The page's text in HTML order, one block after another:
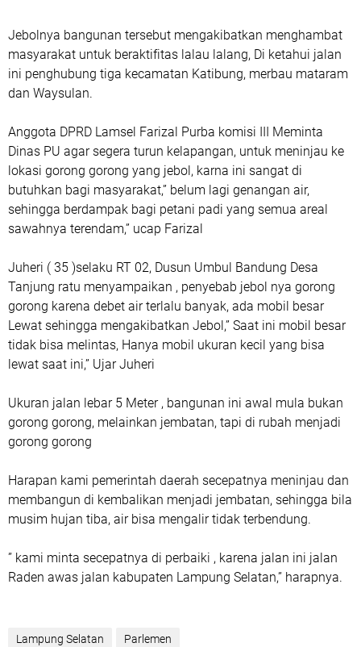
Jebolnya bangunan tersebut mengakibatkan menghambat
masyarakat untuk beraktifitas lalau lalang, Di ketahui jalan
ini penghubung tiga kecamatan Katibung, merbau mataram
dan Waysulan.
Anggota DPRD Lamsel Farizal Purba komisi III Meminta
Dinas PU agar segera turun kelapangan, untuk meninjau ke
lokasi gorong gorong yang jebol, karna ini sangat di
butuhkan bagi masyarakat,” belum lagi genangan air,
sehingga berdampak bagi petani padi yang semua areal
sawahnya terendam,” ucap Farizal
Juheri ( 35 )selaku RT 02, Dusun Umbul Bandung Desa
Tanjung ratu menyampaikan , penyebab jebol nya gorong
gorong karena debet air terlalu banyak, ada mobil besar
Lewat sehingga mengakibatkan Jebol,” Saat ini mobil besar
tidak bisa melintas, Hanya mobil ukuran kecil yang bisa
lewat saat ini,” Ujar Juheri
Ukuran jalan lebar 5 Meter , bangunan ini awal mula bukan
gorong gorong, melainkan jembatan, tapi di rubah menjadi
gorong gorong
Harapan kami pemerintah daerah secepatnya meninjau dan
membangun di kembalikan menjadi jembatan, sehingga bila
musim hujan tiba, air bisa mengalir tidak terbendung.
” kami minta secepatnya di perbaiki , karena jalan ini jalan
Raden awas jalan kabupaten Lampung Selatan,” harapnya.
Lampung Selatan Parlemen